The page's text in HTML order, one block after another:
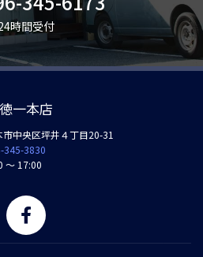
時間受付
徳一本店
市中央区坪井４丁目20-31
345-3830
～ 17:00